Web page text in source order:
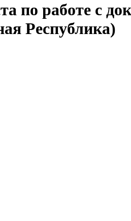
по работе с
Республика)